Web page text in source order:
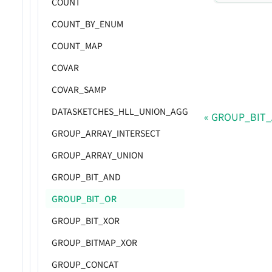
COUNT_BY_ENUM
COUNT_MAP
COVAR
COVAR_SAMP
DATASKETCHES_HLL_UNION_AGG
GROUP_ARRAY_INTERSECT
GROUP_ARRAY_UNION
GROUP_BIT_AND
GROUP_BIT_OR
GROUP_BIT_XOR
GROUP_BITMAP_XOR
GROUP_CONCAT